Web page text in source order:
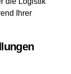
Ihrer